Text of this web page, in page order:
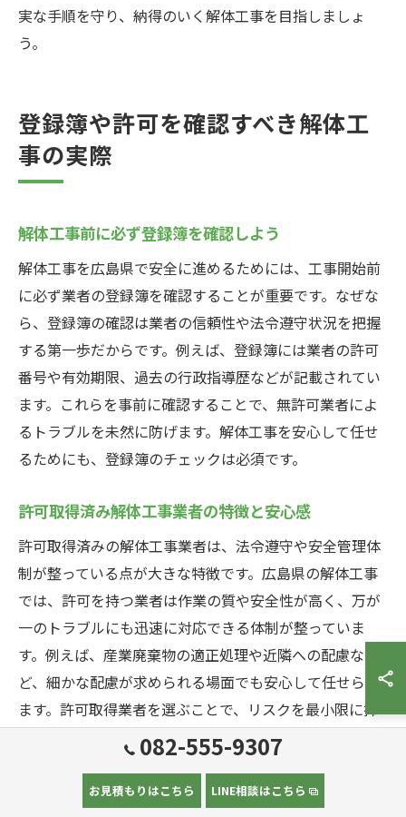
実な手順を守り、納得のいく解体工事を目指しましょ
う。
登録簿や許可を確認すべき解体工
事の実際
解体工事前に必ず登録簿を確認しよう
解体工事を広島県で安全に進めるためには、工事開始前
に必ず業者の登録簿を確認することが重要です。なぜな
ら、登録簿の確認は業者の信頼性や法令遵守状況を把握
する第一歩だからです。例えば、登録簿には業者の許可
番号や有効期限、過去の行政指導歴などが記載されてい
ます。これらを事前に確認することで、無許可業者によ
るトラブルを未然に防げます。解体工事を安心して任せ
るためにも、登録簿のチェックは必須です。
許可取得済み解体工事業者の特徴と安心感
許可取得済みの解体工事業者は、法令遵守や安全管理体
制が整っている点が大きな特徴です。広島県の解体工事
では、許可を持つ業者は作業の質や安全性が高く、万が
一のトラブルにも迅速に対応できる体制が整っていま
す。例えば、産業廃棄物の適正処理や近隣への配慮な
ど、細かな配慮が求められる場面でも安心して任せられ
ます。許可取得業者を選ぶことで、リスクを最小限に抑
えた解体工事が実現できます。
解体工事の登録簿で注意すべき項目とは
082-555-9307
お見積もりはこちら LINE相談はこちら